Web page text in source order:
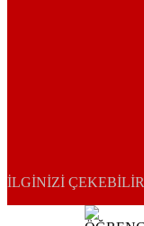
İLGINIZI ÇEKEBILIR